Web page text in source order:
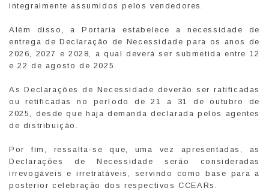
integralmente assumidos pelos vendedores.
Além disso, a Portaria estabelece a necessidade de
entrega de Declaração de Necessidade para os anos de
2026, 2027 e 2028, a qual deverá ser submetida entre 12
e 22 de agosto de 2025.
As Declarações de Necessidade deverão ser ratificadas
ou retificadas no período de 21 a 31 de outubro de
2025, desde que haja demanda declarada pelos agentes
de distribuição.
Por fim, ressalta-se que, uma vez apresentadas, as
Declarações de Necessidade serão consideradas
irrevogáveis e irretratáveis, servindo como base para a
posterior celebração dos respectivos CCEARs.